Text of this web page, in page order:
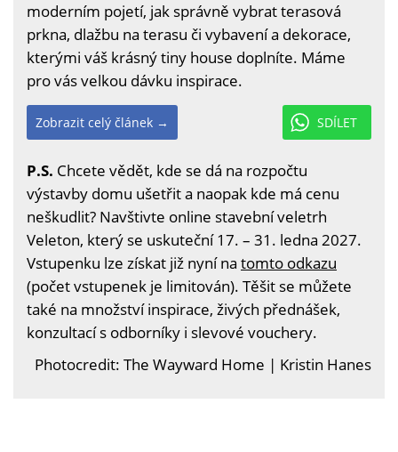
moderním pojetí, jak správně vybrat terasová
prkna, dlažbu na terasu či vybavení a dekorace,
kterými váš krásný tiny house doplníte. Máme
pro vás velkou dávku inspirace.
SDÍLET
Zobrazit celý článek →
P.S. Chcete vědět, kde se dá na rozpočtu
výstavby domu ušetřit a naopak kde má cenu
neškudlit? Navštivte online stavební veletrh
Veleton, který se uskuteční 17. – 31. ledna 2027.
Vstupenku lze získat již nyní na tomto odkazu
(počet vstupenek je limitován). Těšit se můžete
také na množství inspirace, živých přednášek,
konzultací s odborníky i slevové vouchery.
Photocredit: The Wayward Home | Kristin Hanes